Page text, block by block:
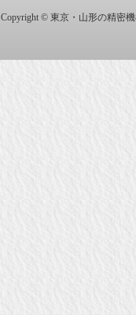
Copyright © 東京・山形の精密